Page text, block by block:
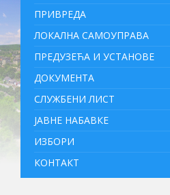
ПРИВРЕДА
ЛОКАЛНА САМОУПРАВА
ПРЕДУЗЕЋА И УСТАНОВЕ
ДОКУМЕНТА
СЛУЖБЕНИ ЛИСТ
ЈАВНЕ НАБАВКЕ
ИЗБОРИ
КОНТАКТ